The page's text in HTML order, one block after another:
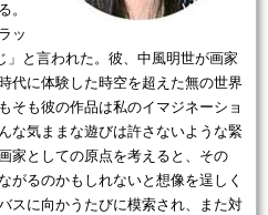
。
ッ
と言われた。彼、中風明世が画家
代に体験した時空を超えた無の世界
そも彼の作品は私のイマジネーショ
な気ままな遊びは許さないような緊
家としての原点を考えると、その
がるのかもしれないと想像を逞しく
スに向かうたびに模索され、また対